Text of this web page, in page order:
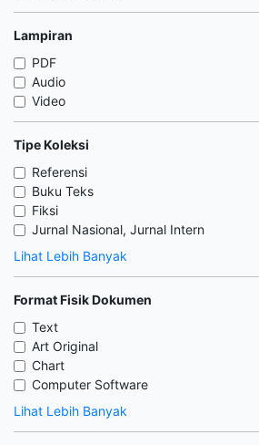
Lampiran
PDF
Audio
Video
Tipe Koleksi
Referensi
Buku Teks
Fiksi
Jurnal Nasional, Jurnal Intern
Lihat Lebih Banyak
Format Fisik Dokumen
Text
Art Original
Chart
Computer Software
Lihat Lebih Banyak